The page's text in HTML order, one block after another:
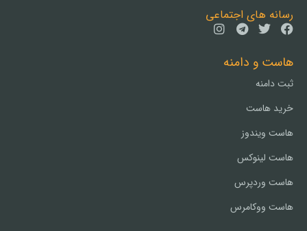
رسانه های اجتماعی
هاست و دامنه
ثبت دامنه
خرید هاست
هاست ویندوز
هاست لینوکس
هاست وردپرس
هاست ووکامرس